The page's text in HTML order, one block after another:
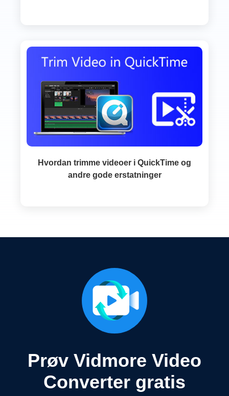
Hvordan trimme videoer i QuickTime og
andre gode erstatninger
Prøv Vidmore Video
Converter gratis